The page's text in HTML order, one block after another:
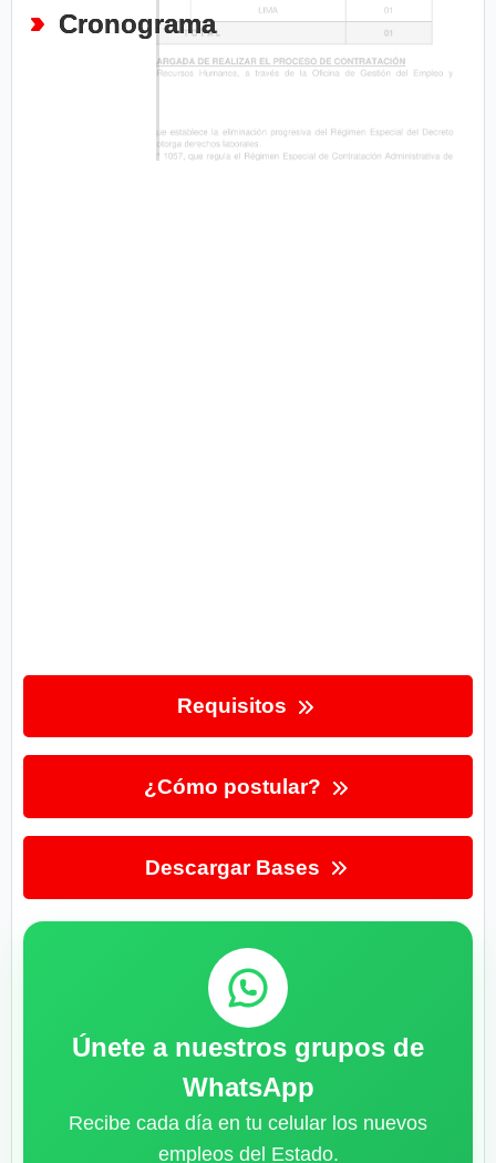
Cronograma
Requisitos
¿Cómo postular?
Descargar Bases
Únete a nuestros grupos de
WhatsApp
Recibe cada día en tu celular los nuevos
empleos del Estado.